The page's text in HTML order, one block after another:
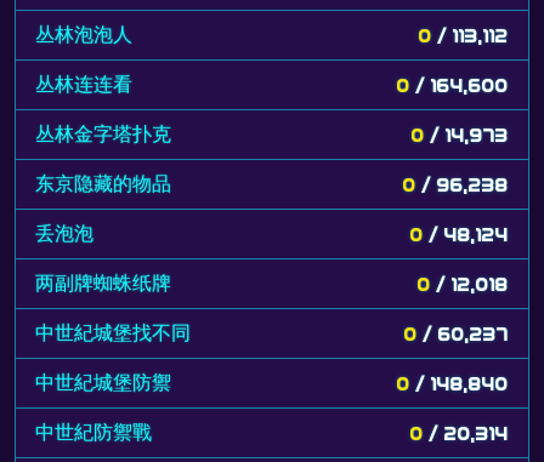
丛林泡泡人 0 / 113,112
丛林连连看 0 / 164,600
丛林金字塔扑克 0 / 14,973
东京隐藏的物品 0 / 96,238
丢泡泡 0 / 48,124
两副牌蜘蛛纸牌 0 / 12,018
中世紀城堡找不同 0 / 60,237
中世紀城堡防禦 0 / 148,840
中世紀防禦戰 0 / 20,314